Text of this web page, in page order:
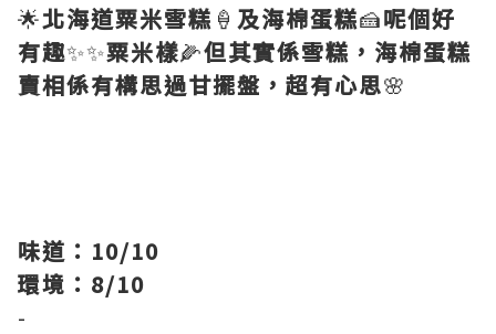
🌟北海道粟米雪糕 🍦 及海棉蛋糕🍰呢個好
有趣✨✨粟米樣🌽但其實係雪糕，海棉蛋糕
賣相係有構思過甘擺盤，超有心思🌸
味道：10/10
環境：8/10
-